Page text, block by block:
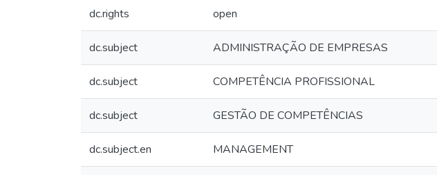
dc.rights open
dc.subject ADMINISTRAÇÃO DE EMPRESAS
dc.subject COMPETÊNCIA PROFISSIONAL
dc.subject GESTÃO DE COMPETÊNCIAS
dc.subject.en MANAGEMENT